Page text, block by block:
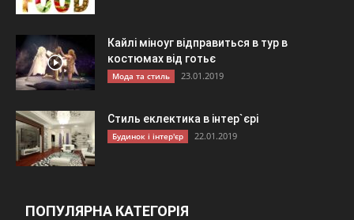
Кайлі міноуг відправиться в тур в
костюмах від готьє
Мода та стиль 23.01.2019
Стиль еклектика в інтер`єрі
Будинок і інтер'єр 22.01.2019
ПОПУЛЯРНА КАТЕГОРІЯ